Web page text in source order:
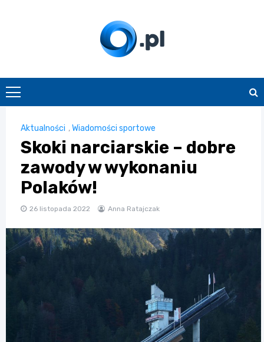
O.pl
Aktualności ,Wiadomości sportowe
Skoki narciarskie – dobre
zawody w wykonaniu
Polaków!
26 listopada 2022 Anna Ratajczak